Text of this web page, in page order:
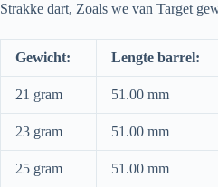
Strakke dart, Zoals we van Target
Gewicht: Lengte barrel:
21 gram 51.00 mm
23 gram 51.00 mm
25 gram 51.00 mm